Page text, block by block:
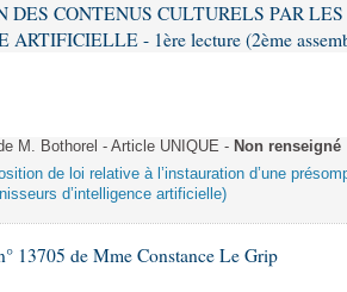
des lois
des lois
sociale
orales
débats
DES CONTENUS CULTURELS PAR LES
- 1ère lecture (2ème
M. Bothorel - Article UNIQUE - Non renseigné
de loi relative à l’instauration d’une
d’intelligence artificielle)
13705 de Mme Constance Le Grip